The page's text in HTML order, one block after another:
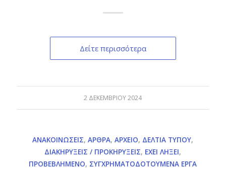
Δείτε περισσότερα
2 ΔΕΚΕΜΒΡΊΟΥ 2024
ΑΝΑΚΟΙΝΏΣΕΙΣ,ΆΡΘΡΑ,ΑΡΧΕΊΟ, ΔΕΛΤΊΑ ΤΎΠΟΥ,
ΔΙΑΚΗΡΎΞΕΙΣ / ΠΡΟΚΗΡΎΞΕΙΣ, ΈΧΕΙ ΛΉΞΕΙ,
ΠΡΟΒΕΒΛΗΜΈΝΟ, ΣΥΓΧΡΗΜΑΤΟΔΟΤΟΎΜΕΝΑ ΈΡΓΑ